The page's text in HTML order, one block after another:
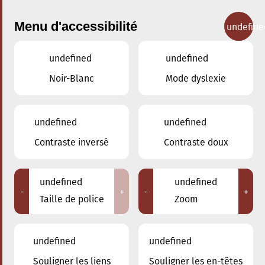
Concerts
Adresse
Menu d'accessibilité
undefined
Noir-Blanc
undefined
Mode dyslexie
undefined
Contraste inversé
undefined
Contraste doux
-
undefined
Taille de police
+ -
undefined
Zoom
+
undefined
Souligner les liens
undefined
Souligner les en-têtes